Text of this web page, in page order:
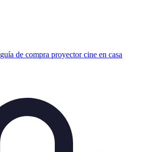
guía de compra proyector cine en casa